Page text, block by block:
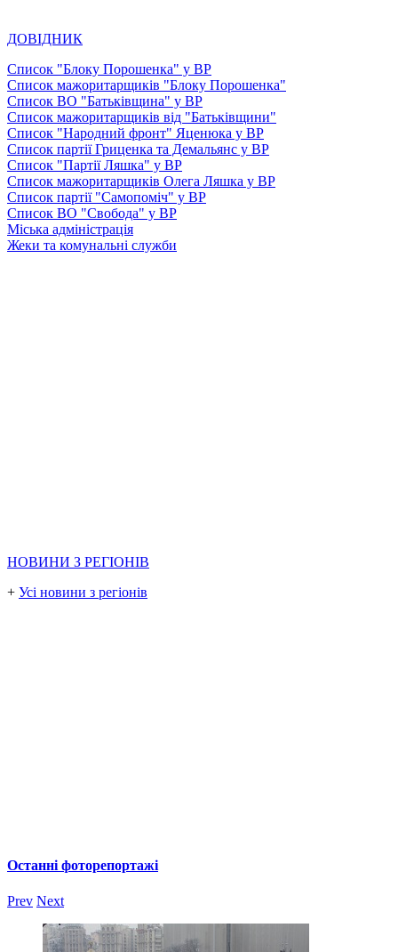
ДОВІДНИК
Список "Блоку Порошенка" у ВР
Список мажоритарщиків "Блоку Порошенка"
Список ВО "Батьківщина" у ВР
Список мажоритарщиків від "Батьківщини"
Список "Народний фронт" Яценюка у ВР
Список партії Гриценка та Демальянс у ВР
Список "Партії Ляшка" у ВР
Список мажоритарщиків Олега Ляшка у ВР
Список партії "Самопоміч" у ВР
Список ВО "Свобода" у ВР
Міська адміністрація
Жеки та комунальні служби
НОВИНИ З РЕГІОНІВ
+ Усі новини з регіонів
Останні фоторепортажі
Prev Next